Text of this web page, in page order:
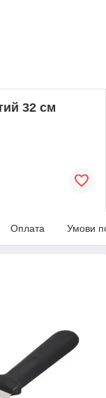
32 см
Оплата Умови